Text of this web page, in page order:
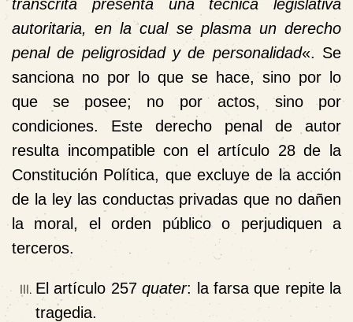
transcrita presenta una técnica legislativa
autoritaria, en la cual se plasma un derecho
penal de peligrosidad y de personalidad«. Se
sanciona no por lo que se hace, sino por lo
que se posee; no por actos, sino por
condiciones. Este derecho penal de autor
resulta incompatible con el artículo 28 de la
Constitución Política, que excluye de la acción
de la ley las conductas privadas que no dañen
la moral, el orden público o perjudiquen a
terceros.
El artículo 257quater: la farsa que repite la
tragedia.